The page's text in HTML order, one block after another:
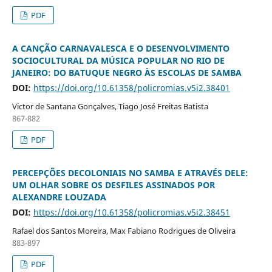
PDF
A CANÇÃO CARNAVALESCA E O DESENVOLVIMENTO
SOCIOCULTURAL DA MÚSICA POPULAR NO RIO DE
JANEIRO: DO BATUQUE NEGRO ÀS ESCOLAS DE SAMBA
DOI: https://doi.org/10.61358/policromias.v5i2.38401
Victor de Santana Gonçalves, Tiago José Freitas Batista
867-882
PDF
PERCEPÇÕES DECOLONIAIS NO SAMBA E ATRAVÉS DELE:
UM OLHAR SOBRE OS DESFILES ASSINADOS POR
ALEXANDRE LOUZADA
DOI: https://doi.org/10.61358/policromias.v5i2.38451
Rafael dos Santos Moreira, Max Fabiano Rodrigues de Oliveira
883-897
PDF